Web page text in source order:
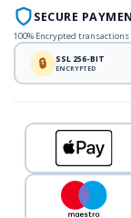
SECURE
100% Encrypted
🔒 SSL 256-BIT
ENCRYPTED